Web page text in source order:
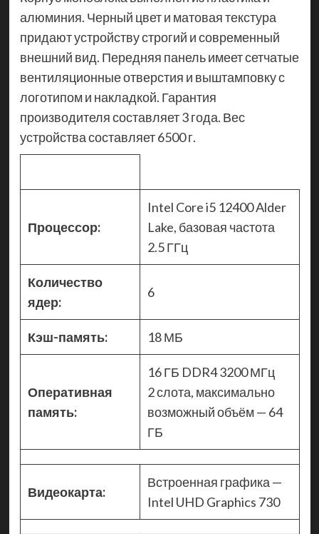
алюминия. Черный цвет и матовая текстура
придают устройству строгий и современный
внешний вид. Передняя панель имеет сетчатые
вентиляционные отверстия и выштамповку с
логотипом и накладкой. Гарантия
производителя составляет 3 года. Вес
устройства составляет 6500 г.
Процессор:
Intel Core i5 12400 Alder
Lake, базовая частота
2.5 ГГц
Количество
ядер:
6
Кэш-память: 18 МБ
Оперативная
память:
16 ГБ DDR4 3200 МГц
2 слота, максимально
возможный объём — 64
ГБ
Видеокарта:
Встроенная графика —
Intel UHD Graphics 730